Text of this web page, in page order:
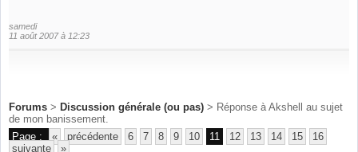
samedi
11 août 2007 à 12:23
Forums > Discussion générale (ou pas) > Réponse à Akshell au sujet
de mon banissement.
Page :
« précédente 6 7 8 9 10 11 12 13 14 15
16
suivante
»